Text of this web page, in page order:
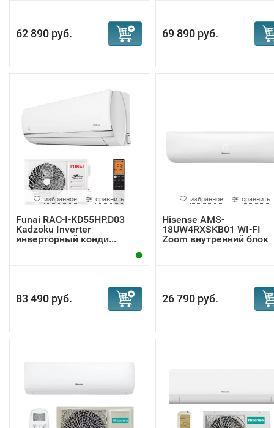
62 890 руб. 69 890 руб.
избранное сравнить
Funai RAC-I-KD55HP.D03
Kadzoku Inverter
инверторный конди...
83 490 руб.
избранное сравнить
Hisense AMS-
18UW4RXSKB01 WI-FI
Zoom внутренний блок
26 790 руб.